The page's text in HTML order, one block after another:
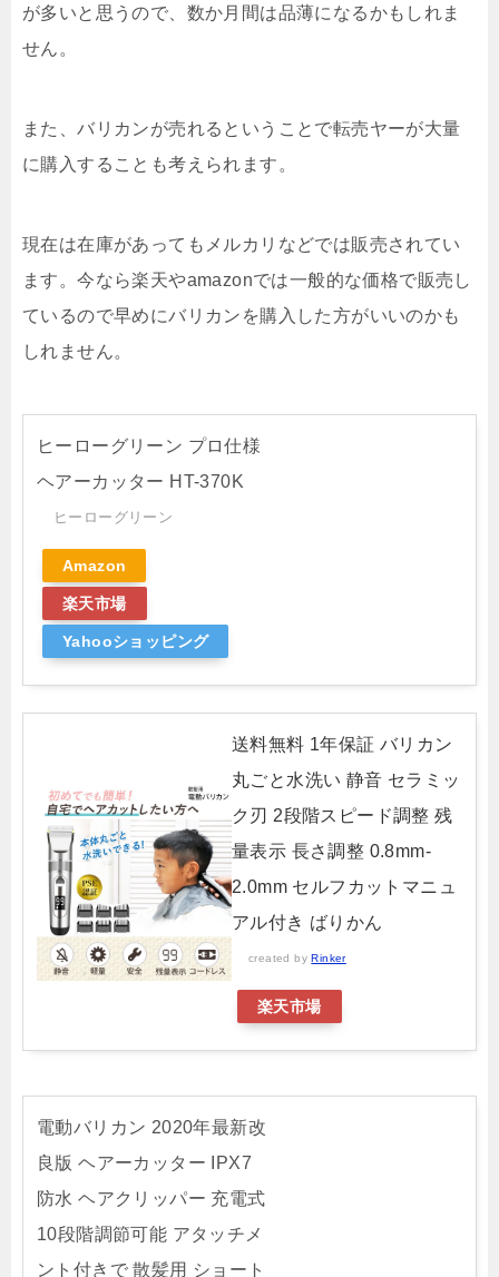
が多いと思うので、数か月間は品薄になるかもしれま
せん。
また、バリカンが売れるということで転売ヤーが大量
に購入することも考えられます。
現在は在庫があってもメルカリなどでは販売されてい
ます。今なら楽天やamazonでは一般的な価格で販売し
ているので早めにバリカンを購入した方がいいのかも
しれません。
ヒーローグリーン プロ仕様
ヘアーカッター HT-370K
ヒーローグリーン
Amazon
楽天市場
Yahooショッピング
送料無料 1年保証 バリカン
丸ごと水洗い 静音 セラミッ
ク刃 2段階スピード調整 残
量表示 長さ調整 0.8mm-
2.0mm セルフカットマニュ
アル付き ばりかん
created byRinker
楽天市場
電動バリカン 2020年最新改
良版 ヘアーカッター IPX7
防水 ヘアクリッパー 充電式
10段階調節可能 アタッチメ
ント付きで 散髪用 ショート